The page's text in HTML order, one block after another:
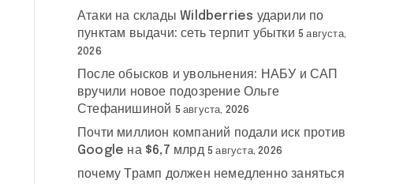
Атаки на склады Wildberries ударили по
пунктам выдачи: сеть терпит убытки 5 августа,
2026
После обысков и увольнения: НАБУ и САП
вручили новое подозрение Ольге
Стефанишиной 5 августа, 2026
Почти миллион компаний подали иск против
Google на $6,7 млрд 5 августа, 2026
почему Трамп должен немедленно заняться